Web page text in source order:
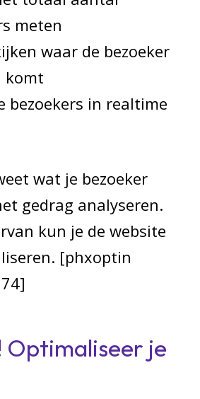
meten
waar de bezoeker
komt
bezoekers in realtime
wat je bezoeker
gedrag analyseren.
kun je de website
[phxoptin
Optimaliseer je